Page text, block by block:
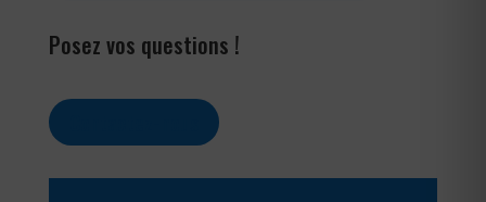
Posez vos questions !